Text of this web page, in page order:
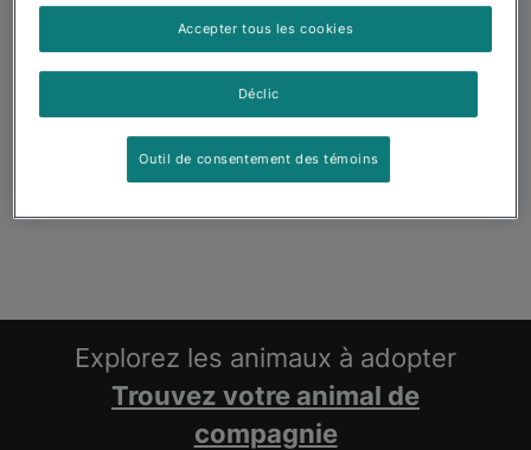
Explorez les animaux à adopter
Trouvez votre animal de
compagnie
Déclic
Accepter tous les cookies
Outil de consentement des témoins